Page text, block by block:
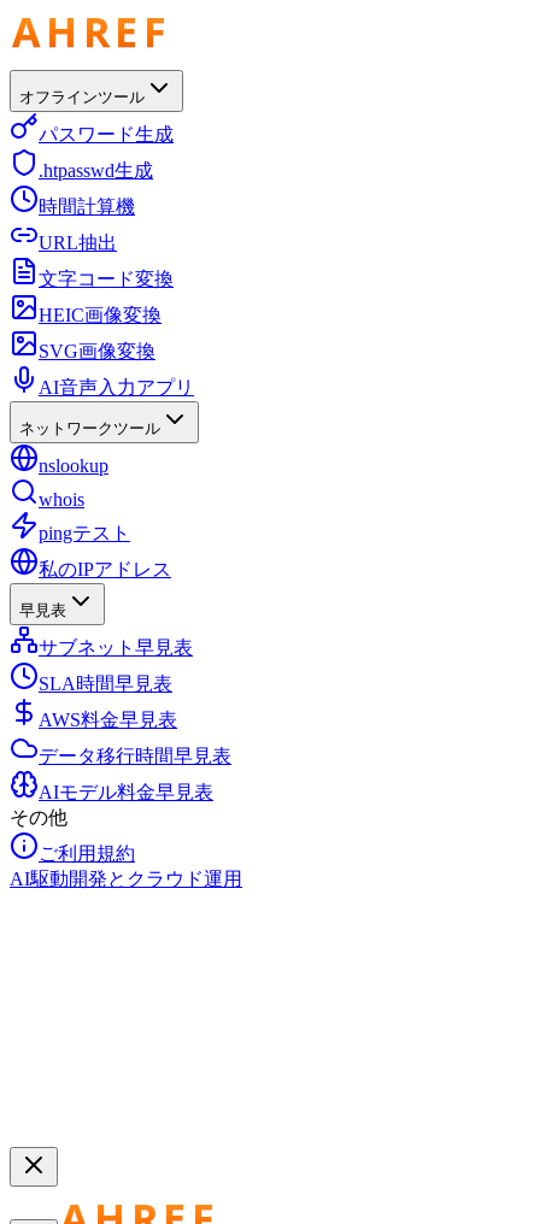
オフラインツール
パスワード生成
.htpasswd生成
時間計算機
URL抽出
文字コード変換
HEIC画像変換
SVG画像変換
AI音声入力アプリ
ネットワークツール
nslookup
whois
pingテスト
私のIPアドレス
早見表
サブネット早見表
SLA時間早見表
AWS料金早見表
データ移行時間早見表
AIモデル料金早見表
その他
ご利用規約
AI駆動開発とクラウド運用